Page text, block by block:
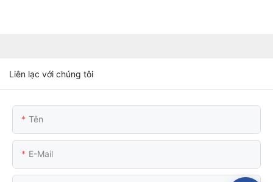
Liên lạc với chúng tôi
Tên
E-Mail